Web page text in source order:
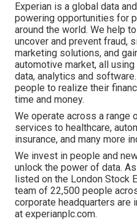
Experian is a global data
powering opportunities for
around the world. We help
uncover and prevent fraud,
marketing solutions, and
automotive market, all
data, analytics and
people to realize their
time and money.
We operate across a range
services to healthcare,
insurance, and many more
We invest in people and
unlock the power of data.
listed on the London Stock
team of 22,500 people
corporate headquarters are
at experianplc.com.